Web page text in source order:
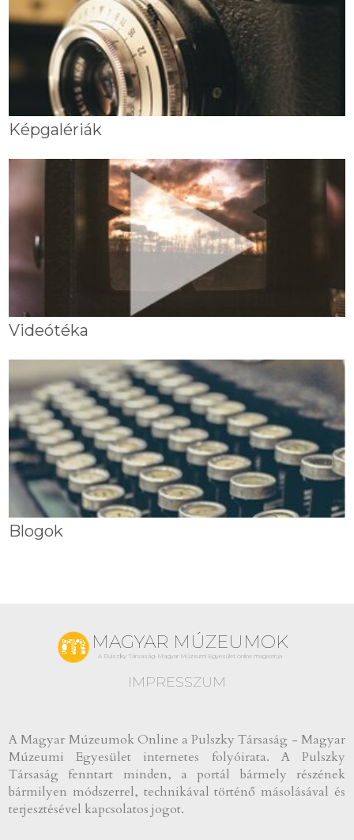
Képgalériák
Videótéka
Blogok
MAGYAR MÚZEUMOK
A Pulszky Társaság-Magyar Múzeumi Egyesület online magazinja
IMPRESSZUM
A Magyar Múzeumok Online a Pulszky Társaság - Magyar
Múzeumi Egyesület internetes folyóirata. A Pulszky
Társaság fenntart minden, a portál bármely részének
bármilyen módszerrel, technikával történő másolásával és
terjesztésével kapcsolatos jogot.